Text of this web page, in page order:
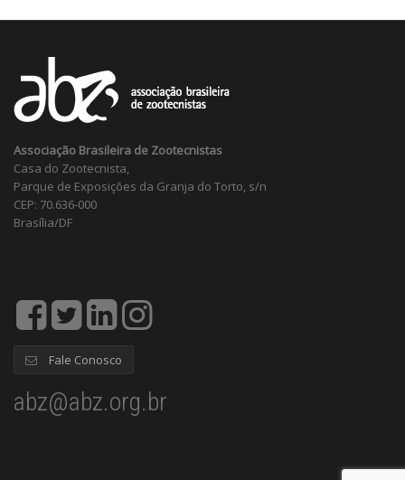
Associação Brasileira de Zootecnistas
Casa do Zootecnista,
Parque de Exposições da Granja do Torto, s/n
CEP: 70.636-000
Brasília/DF
Fale Conosco
abz@abz.org.br